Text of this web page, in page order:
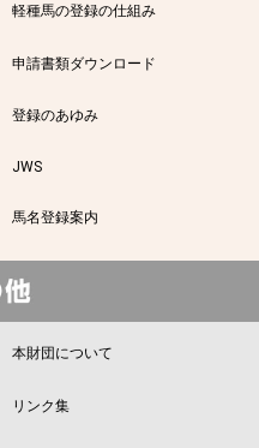
軽種馬の登録の仕組み
申請書類ダウンロード
登録のあゆみ
JWS
馬名登録案内
本財団について
リンク集